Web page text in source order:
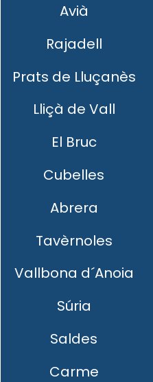
Avià
Rajadell
Prats de Lluçanès
Lliçà de Vall
El Bruc
Cubelles
Abrera
Tavèrnoles
Vallbona d´Anoia
Súria
Saldes
Carme